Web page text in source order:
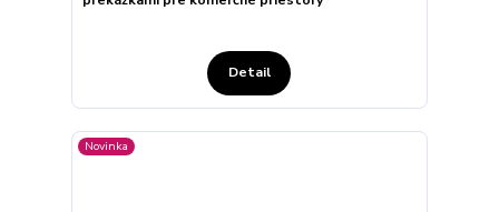
Detail
Novinka